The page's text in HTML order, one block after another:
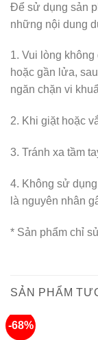
Để sử dụng sản
những nội dung
1. Vui lòng
hoặc gần lửa,
ngăn chặn vi
2. Khi giặt hoặc
3. Tránh xa tầm
4. Không sử
là nguyên nhân
* Sản phẩm chỉ
SẢN PHẨM
-68%